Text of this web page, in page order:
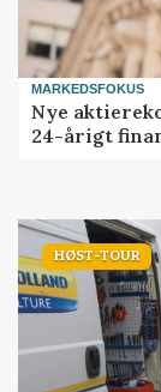
MARKEDSFOKUS
Nye
24-årigt
HØST-TOUR